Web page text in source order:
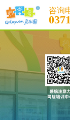
咨询